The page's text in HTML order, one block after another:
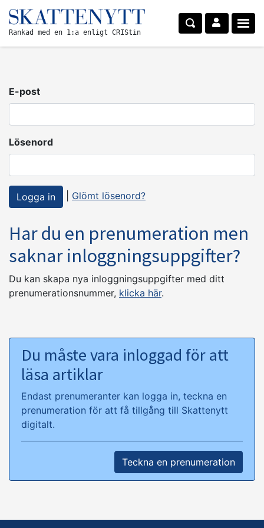
Rankad med en 1:a enligt CRIStin
E-post
Lösenord
Glömt lösenord?
Har du en prenumeration men
saknar inloggningsuppgifter?
Du kan skapa nya inloggningsuppgifter med ditt
prenumerationsnummer, klicka här.
Du måste vara inloggad för att
läsa artiklar
Endast prenumeranter kan logga in, teckna en
prenumeration för att få tillgång till Skattenytt
digitalt.
Teckna en prenumeration